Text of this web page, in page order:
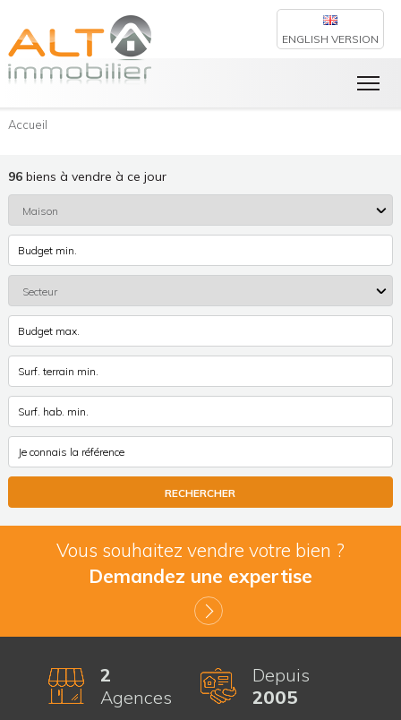
ENGLISH VERSION
Accueil
96biens à vendre à ce jour
Vous souhaitez vendre votre bien ?
Demandez une expertise
2
Agences
Depuis
2005